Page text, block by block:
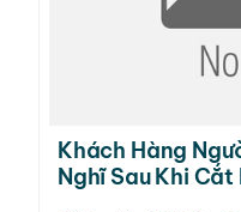
Khách Hàng
Nghĩ Sau Khi